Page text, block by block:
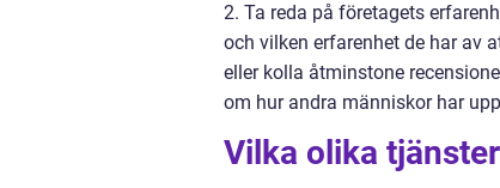
2. Ta reda på företagets
och vilken erfarenhet de har av
eller kolla åtminstone
om hur andra människor har
Vilka olika